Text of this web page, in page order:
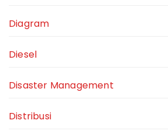
Diagram
Diesel
Disaster Management
Distribusi